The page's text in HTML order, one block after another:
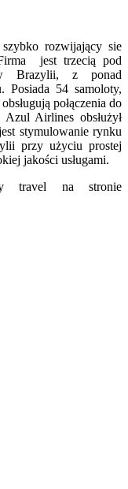
rozwijający sie
jest trzecią pod
Brazylii, z ponad
Posiada 54 samoloty,
połączenia do
Airlines obsłużył
stymulowanie rynku
przy użyciu prostej
jakości usługami.
travel na stronie